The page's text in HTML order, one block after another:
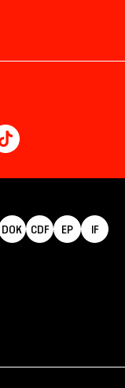
DOK CDF EP IF